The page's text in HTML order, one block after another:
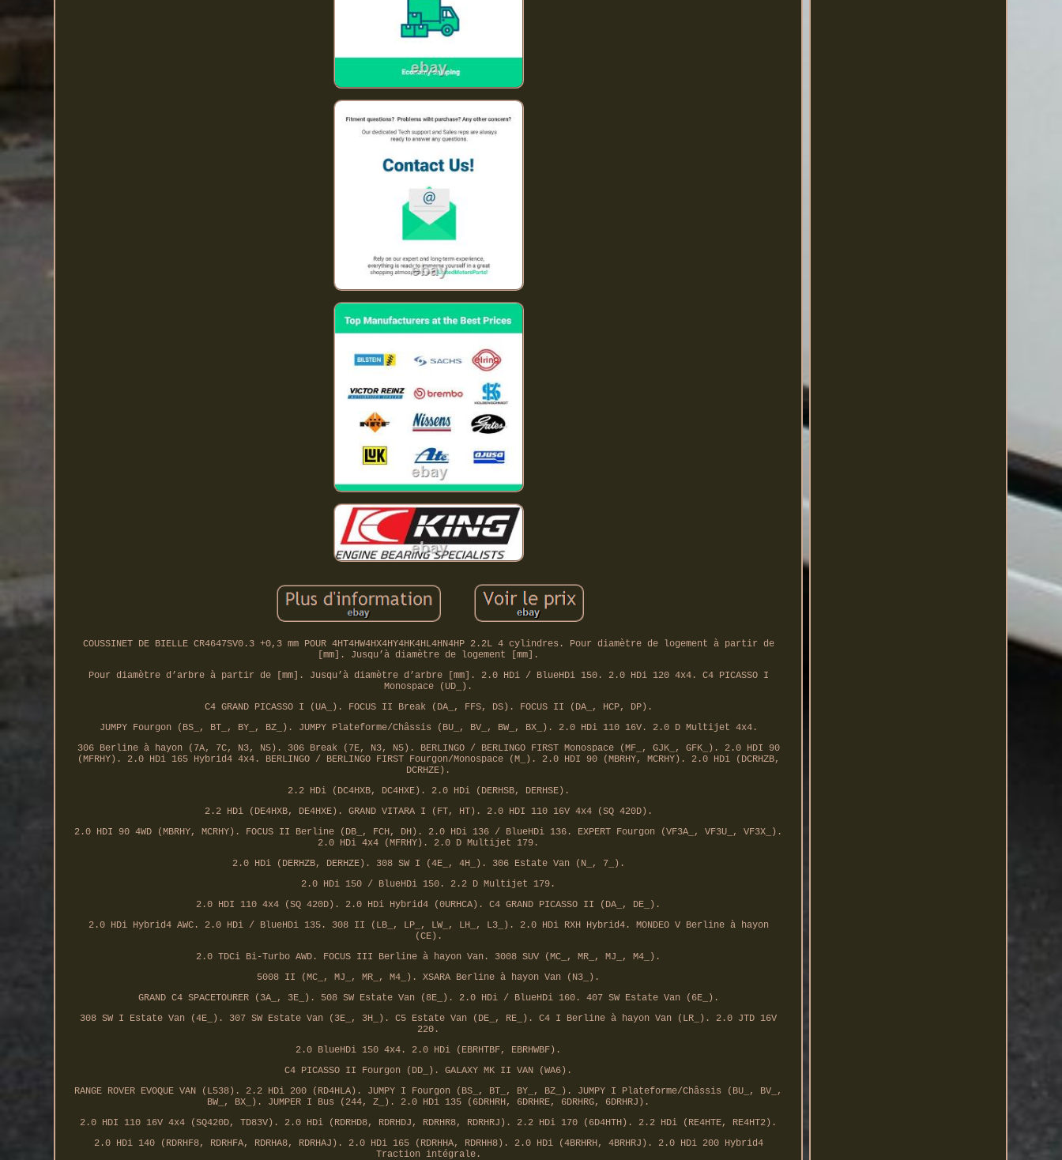
COUSSINET DE BIELLE CR4647SV0.3 +0,3 mm POUR 4HT4HW4HX4HY4HK4HL4HN4HP 2.2L 4 cylindres. Pour diamètre de logement à partir de
[mm]. Jusqu’à diamètre de logement [mm].
Pour diamètre d’arbre à partir de [mm]. Jusqu’à diamètre d’arbre [mm]. 2.0 HDi / BlueHDi 150. 2.0 HDi 120 4x4. C4 PICASSO I
Monospace (UD_).
C4 GRAND PICASSO I (UA_). FOCUS II Break (DA_, FFS, DS). FOCUS II (DA_, HCP, DP).
JUMPY Fourgon (BS_, BT_, BY_, BZ_). JUMPY Plateforme/Châssis (BU_, BV_, BW_, BX_). 2.0 HDi 110 16V. 2.0 D Multijet 4x4.
306 Berline à hayon (7A, 7C, N3, N5). 306 Break (7E, N3, N5). BERLINGO / BERLINGO FIRST Monospace (MF_, GJK_, GFK_). 2.0 HDI 90
(MFRHY). 2.0 HDi 165 Hybrid4 4x4. BERLINGO / BERLINGO FIRST Fourgon/Monospace (M_). 2.0 HDI 90 (MBRHY, MCRHY). 2.0 HDi (DCRHZB,
DCRHZE).
2.2 HDi (DC4HXB, DC4HXE). 2.0 HDi (DERHSB, DERHSE).
2.2 HDi (DE4HXB, DE4HXE). GRAND VITARA I (FT, HT). 2.0 HDI 110 16V 4x4 (SQ 420D).
2.0 HDI 90 4WD (MBRHY, MCRHY). FOCUS II Berline (DB_, FCH, DH). 2.0 HDi 136 / BlueHDi 136. EXPERT Fourgon (VF3A_, VF3U_, VF3X_).
2.0 HDi 4x4 (MFRHY). 2.0 D Multijet 179.
2.0 HDi (DERHZB, DERHZE). 308 SW I (4E_, 4H_). 306 Estate Van (N_, 7_).
2.0 HDi 150 / BlueHDi 150. 2.2 D Multijet 179.
2.0 HDI 110 4x4 (SQ 420D). 2.0 HDi Hybrid4 (0URHCA). C4 GRAND PICASSO II (DA_, DE_).
2.0 HDi Hybrid4 AWC. 2.0 HDi / BlueHDi 135. 308 II (LB_, LP_, LW_, LH_, L3_). 2.0 HDi RXH Hybrid4. MONDEO V Berline à hayon
(CE).
2.0 TDCi Bi-Turbo AWD. FOCUS III Berline à hayon Van. 3008 SUV (MC_, MR_, MJ_, M4_).
5008 II (MC_, MJ_, MR_, M4_). XSARA Berline à hayon Van (N3_).
GRAND C4 SPACETOURER (3A_, 3E_). 508 SW Estate Van (8E_). 2.0 HDi / BlueHDi 160. 407 SW Estate Van (6E_).
308 SW I Estate Van (4E_). 307 SW Estate Van (3E_, 3H_). C5 Estate Van (DE_, RE_). C4 I Berline à hayon Van (LR_). 2.0 JTD 16V
220.
2.0 BlueHDi 150 4x4. 2.0 HDi (EBRHTBF, EBRHWBF).
C4 PICASSO II Fourgon (DD_). GALAXY MK II VAN (WA6).
RANGE ROVER EVOQUE VAN (L538). 2.2 HDi 200 (RD4HLA). JUMPY I Fourgon (BS_, BT_, BY_, BZ_). JUMPY I Plateforme/Châssis (BU_, BV_,
BW_, BX_). JUMPER I Bus (244, Z_). 2.0 HDi 135 (6DRHRH, 6DRHRE, 6DRHRG, 6DRHRJ).
2.0 HDI 110 16V 4x4 (SQ420D, TD83V). 2.0 HDi (RDRHD8, RDRHDJ, RDRHR8, RDRHRJ). 2.2 HDi 170 (6D4HTH). 2.2 HDi (RE4HTE, RE4HT2).
2.0 HDi 140 (RDRHF8, RDRHFA, RDRHA8, RDRHAJ). 2.0 HDi 165 (RDRHHA, RDRHH8). 2.0 HDi (4BRHRH, 4BRHRJ). 2.0 HDi 200 Hybrid4
Traction intégrale.